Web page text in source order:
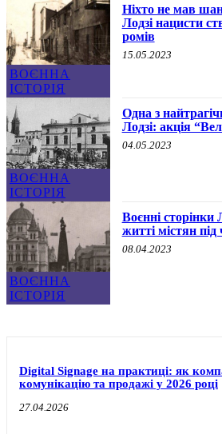
ВОЄННА
ІСТОРІЯ
Ніхто не мав
Лодзі нацисти
ромів
15.05.2023
ВОЄННА
ІСТОРІЯ
Одна з
Лодзі: акція
04.05.2023
ВОЄННА
ІСТОРІЯ
Воєнні сторінки
житті містян під
08.04.2023
Digital Signage на практиці: як
комунікацію та продажі у 2026 році
27.04.2026